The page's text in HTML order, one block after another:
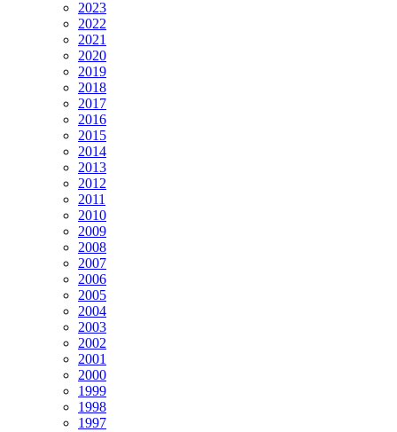
2023
2022
2021
2020
2019
2018
2017
2016
2015
2014
2013
2012
2011
2010
2009
2008
2007
2006
2005
2004
2003
2002
2001
2000
1999
1998
1997